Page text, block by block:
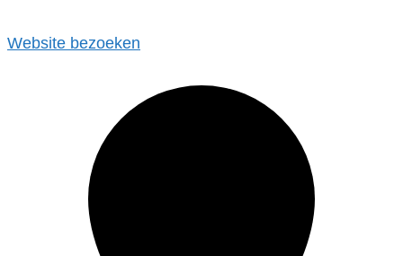
Website bezoeken